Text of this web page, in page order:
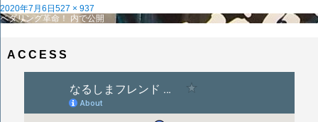
投
稿
2020年7月6日 フ
ル
527 × 937
投
ゲ
ペダリング革命！ 内で公開
ACCESS